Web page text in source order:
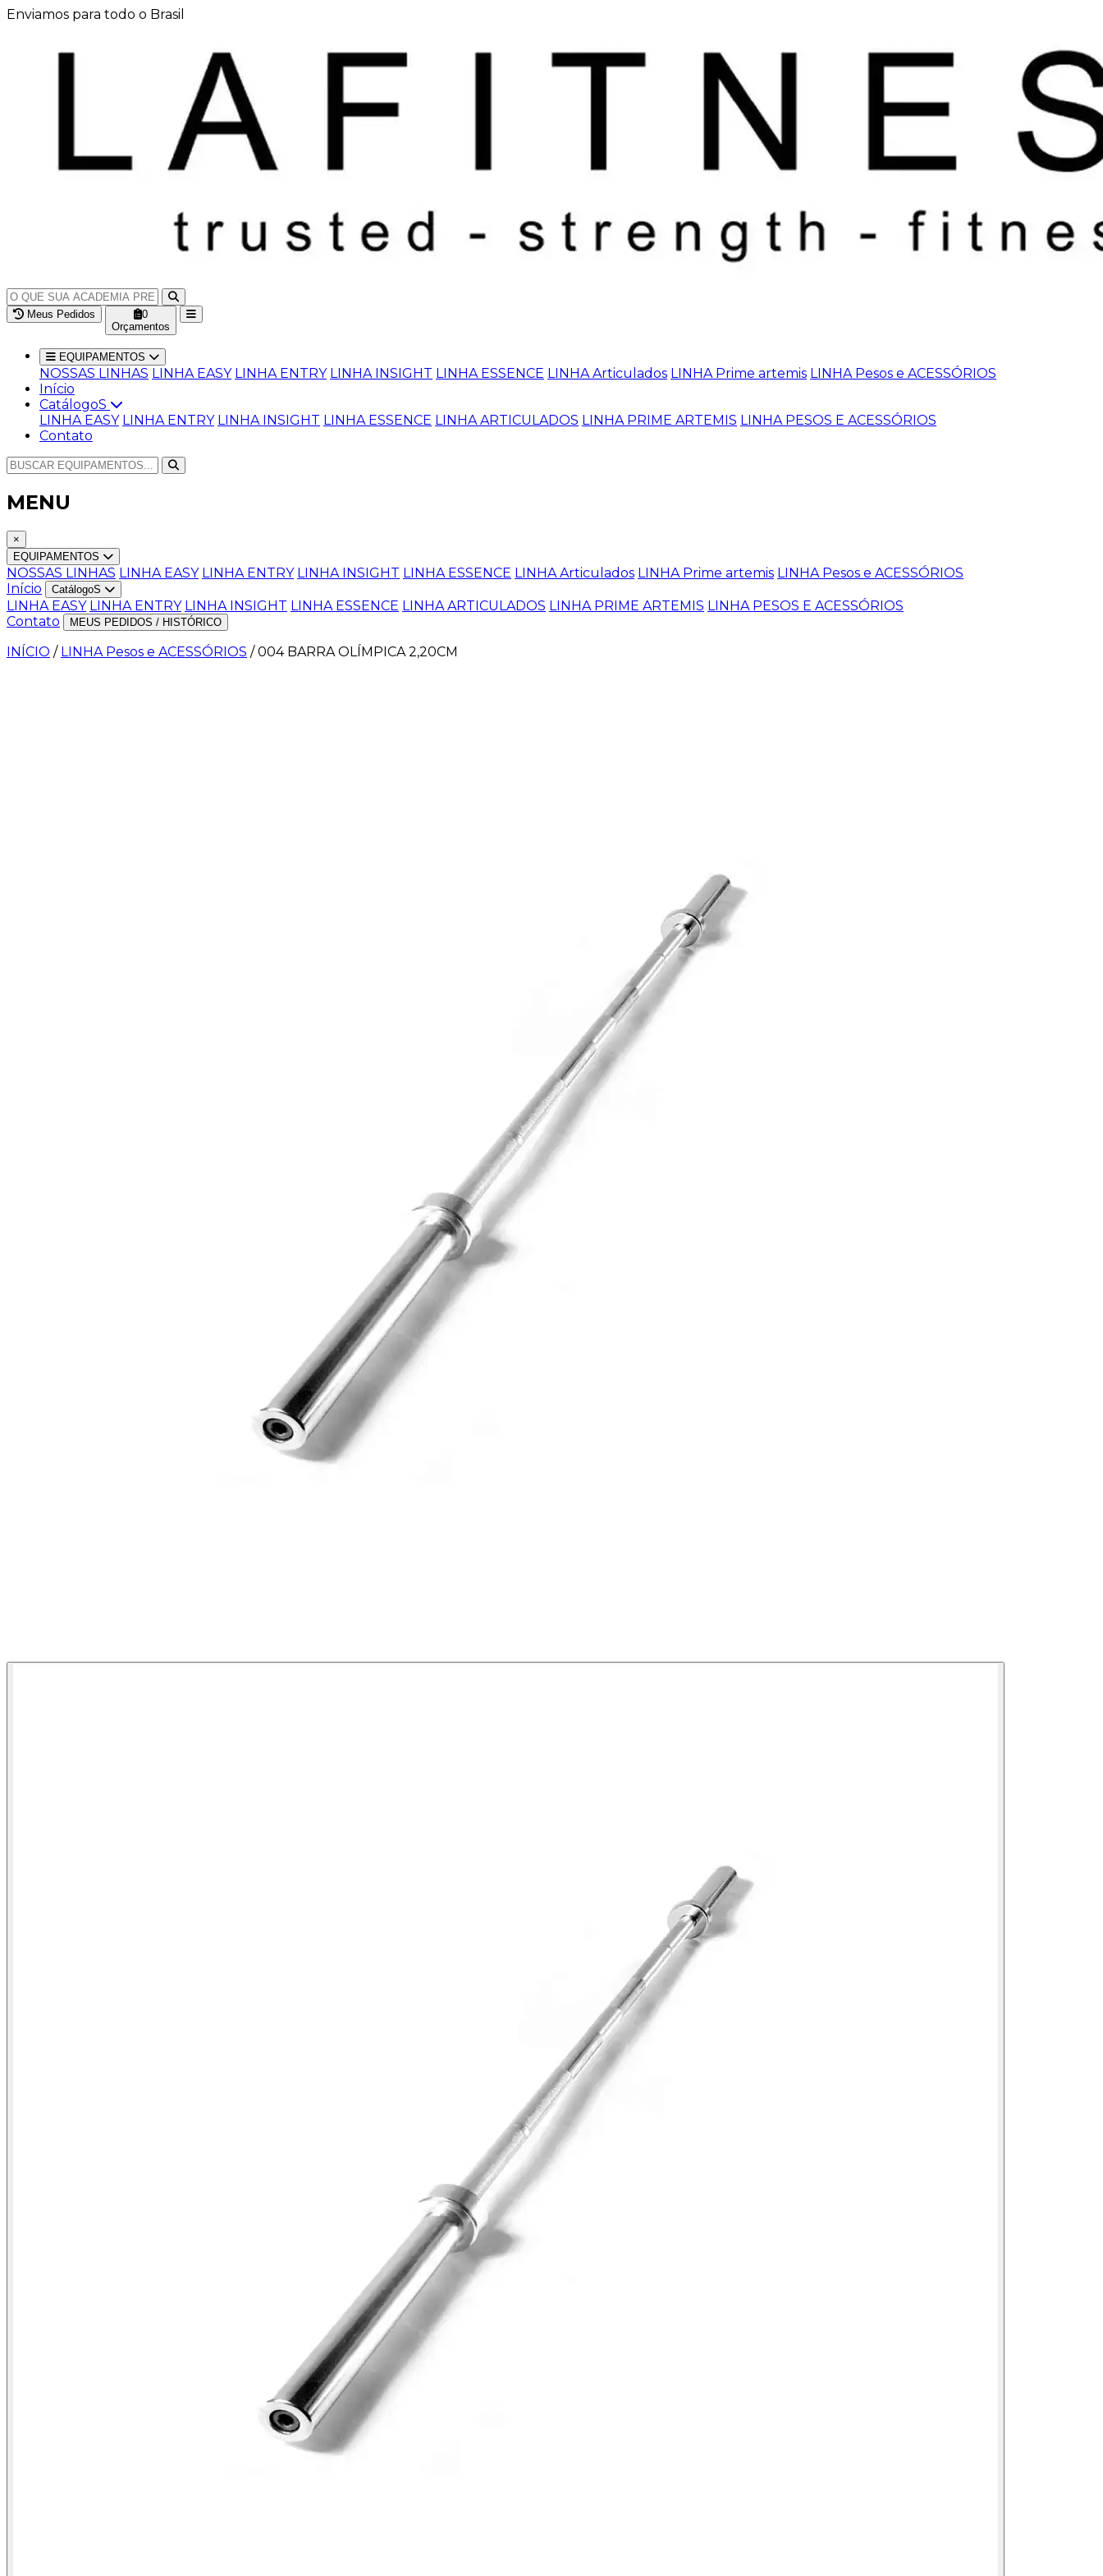
Enviamos para todo o Brasil
Meus Pedidos
0
Orçamentos
EQUIPAMENTOS
NOSSAS LINHAS LINHA EASY LINHA ENTRY LINHA INSIGHT LINHA ESSENCE LINHA Articulados LINHA Prime artemis LINHA Pesos e ACESSÓRIOS
Início
CatálogoS
LINHA EASY LINHA ENTRY LINHA INSIGHT LINHA ESSENCE LINHA ARTICULADOS LINHA PRIME ARTEMIS LINHA PESOS E ACESSÓRIOS
Contato
MENU
×
EQUIPAMENTOS
NOSSAS LINHAS LINHA EASY LINHA ENTRY LINHA INSIGHT LINHA ESSENCE LINHA Articulados LINHA Prime artemis LINHA Pesos e ACESSÓRIOS
Início
CatálogoS
LINHA EASY LINHA ENTRY LINHA INSIGHT LINHA ESSENCE LINHA ARTICULADOS LINHA PRIME ARTEMIS LINHA PESOS E ACESSÓRIOS
Contato
MEUS PEDIDOS / HISTÓRICO
INÍCIO / LINHA Pesos e ACESSÓRIOS / 004 BARRA OLÍMPICA 2,20CM